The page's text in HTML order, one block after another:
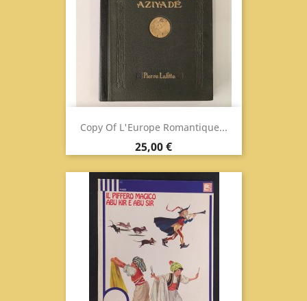
Copy Of L'Europe Romantique...
Prix
25,00 €